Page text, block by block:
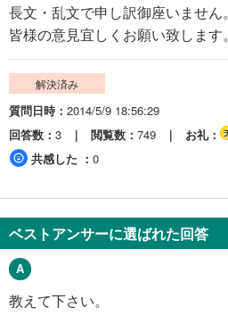
長文・乱文で申し訳御座いません。
皆様の意見宜しくお願い致します。
解決済み
質問日時
2014/5/9 18:56:29
回答数
3 閲覧数 749 お礼
共感した
0
ベストアンサーに選ばれた回答
教えて下さい。